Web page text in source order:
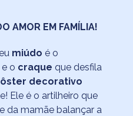
AMOR EM FAMÍLIA!
miúdo é o
o craque que desfila
decorativo
Ele é o artilheiro que
da mamãe balançar a